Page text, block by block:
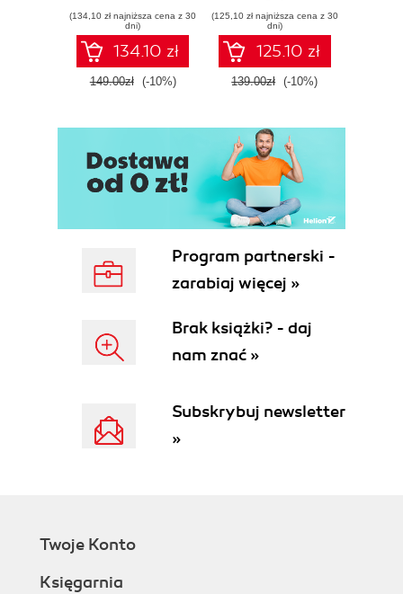
threat response -
Fourth Edition
(134,10 zł najniższa cena z 30
dni)
134.10 zł
149.00zł (-10%)
Tools, and
Microsoft Fabric -
Fourth Edition
(125,10 zł najniższa cena z 30
dni)
125.10 zł
139.00zł (-10%)
Program partnerski -
zarabiaj więcej »
Brak książki? - daj
nam znać »
Subskrybuj newsletter
»
Twoje Konto
Księgarnia